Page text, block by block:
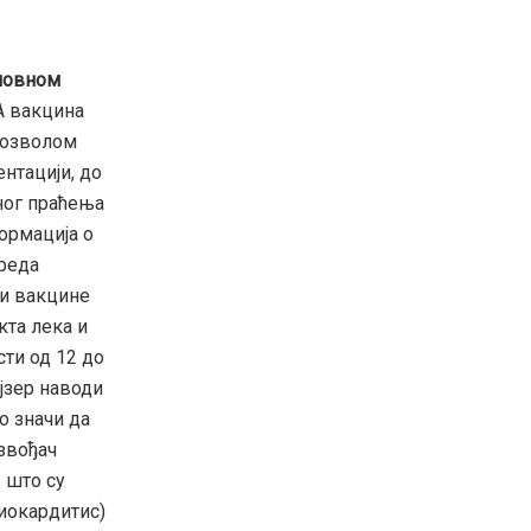
вакцина
до
праћења
о
вакцине
лека и
од 12 до
наводи
значи да
што су